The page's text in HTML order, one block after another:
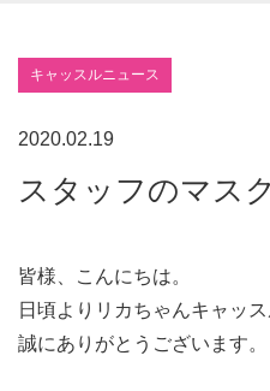
キャッスルニュース
2020.02.19
スタッフのマ
皆様、こんにちは。
日頃よりリカちゃんキャッ
誠にありがとうございます。